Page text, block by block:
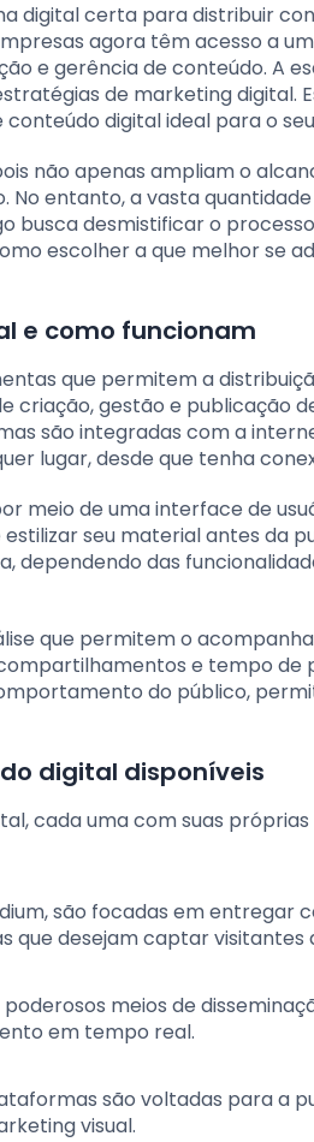
digital certa para distribuir
agora têm acesso a
e gerência de conteúdo. A
de marketing digital.
digital ideal para o
não apenas ampliam o
entanto, a vasta
busca desmistificar o
escolher a que melhor se
e como funcionam
que permitem a
gestão e publicação
são integradas com a
lugar, desde que tenha
meio de uma interface de
seu material antes da
dependendo das
que permitem o
e tempo de
do público,
digital disponíveis
cada uma com suas
são focadas em entregar
que desejam captar visitantes
meios de
em tempo real.
são voltadas para a
visual.